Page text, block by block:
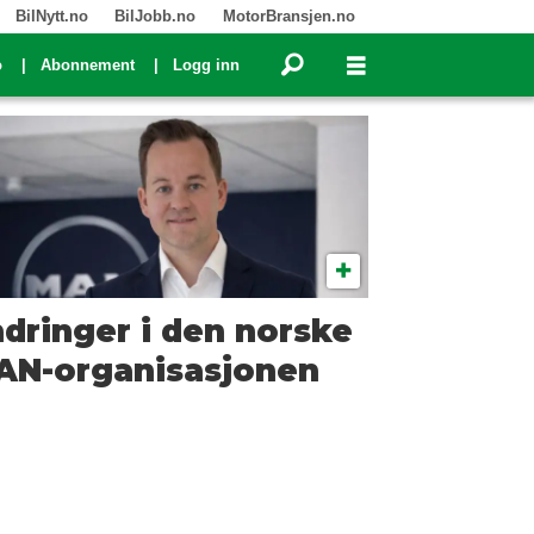
BilNytt.no BilJobb.no MotorBransjen.no
Abonnement Logg inn
i den norske
organisasjonen